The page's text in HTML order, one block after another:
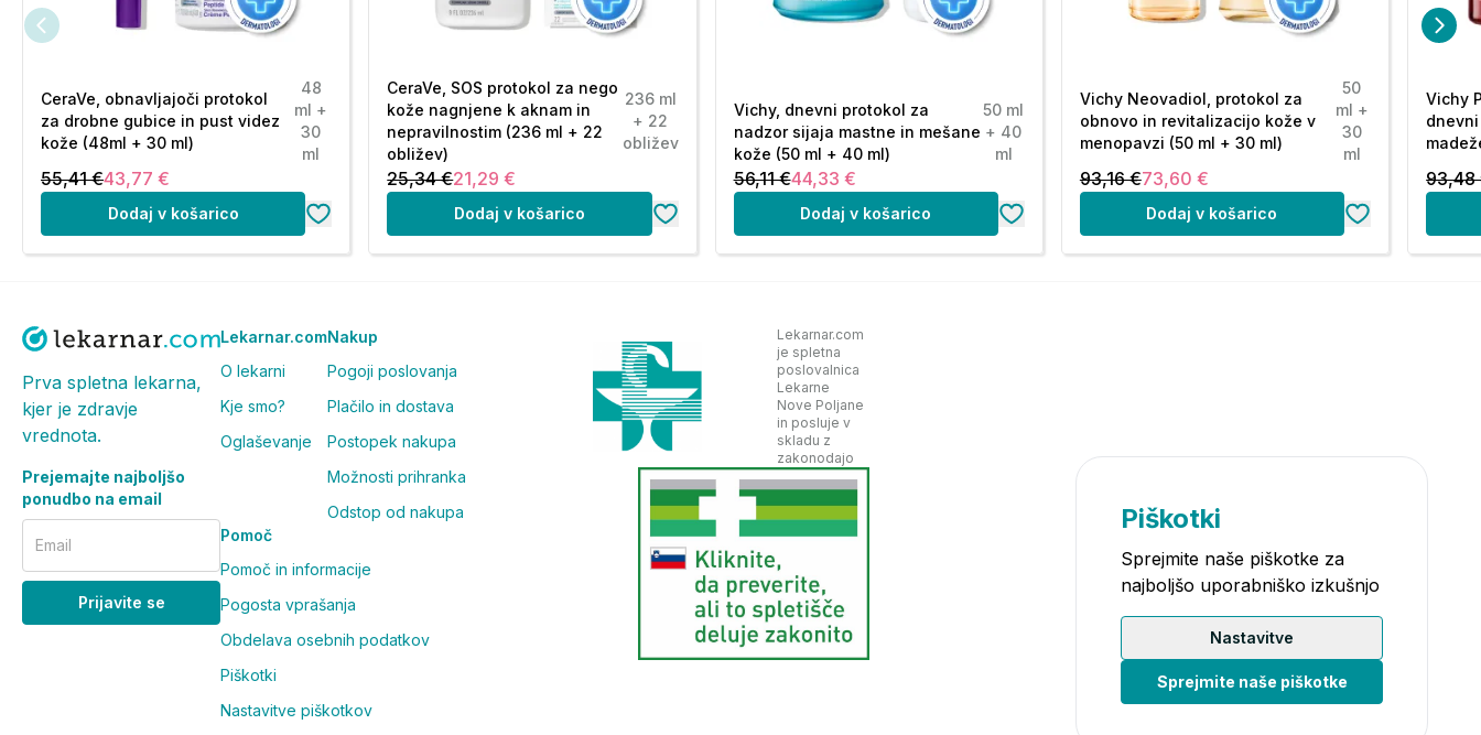
CeraVe, obnavljajoči protokol
za drobne gubice in pust videz
kože (48ml + 30 ml)
48
ml +
30
ml
55,41 €43,77 €
Dodaj v košarico
CeraVe, SOS protokol za nego
kože nagnjene k aknam in
nepravilnostim (236 ml + 22
obližev)
236 ml
+ 22
obližev
25,34 €21,29 €
Dodaj v košarico
Vichy, dnevni protokol za
nadzor sijaja mastne in mešane
kože (50 ml + 40 ml)
50 ml
+ 40
ml
56,11 €44,33 €
Dodaj v košarico
Vichy Neovadiol, protokol za
obnovo in revitalizacijo kože v
menopavzi (50 ml + 30 ml)
50
ml +
30
ml
93,16 €73,60 €
Dodaj v košarico
Vichy
93,48
Prva spletna lekarna,
kjer je zdravje
vrednota.
Prejemajte najboljšo
ponudbo na email
Email
Prijavite se
Lekarnar.com
O lekarni
Kje smo?
Oglaševanje
Nakup
Pogoji poslovanja
Plačilo in dostava
Postopek nakupa
Možnosti prihranka
Odstop od nakupa
Pomoč
Pomoč in informacije
Pogosta vprašanja
Obdelava osebnih podatkov
Piškotki
Nastavitve piškotkov
Lekarnar.com
je spletna
poslovalnica
Lekarne
Nove Poljane
in posluje v
skladu z
zakonodajo
Piškotki
Sprejmite naše piškotke za
najboljšo uporabniško izkušnjo
Nastavitve
Sprejmite naše piškotke